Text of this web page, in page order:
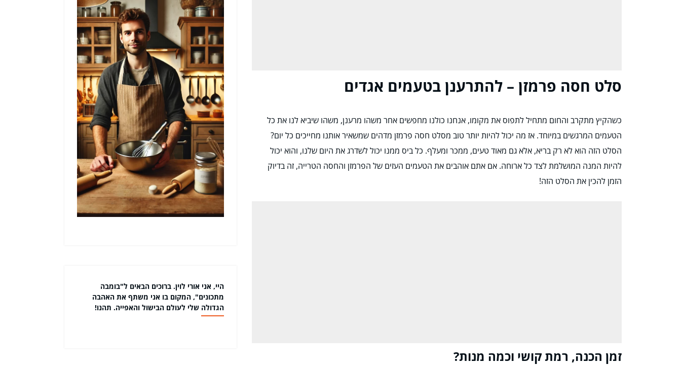
סלט חסה פרמזן – להתרענן בטעמים אגדים
כשהקיץ מתקרב והחום מתחיל לתפוס את מקומו, אנחנו כולנו מחפשים אחר משהו מרענן, משהו שיביא לנו את כל
הטעמים המרגשים במיוחד. אז מה יכול להיות יותר טוב מסלט חסה פרמזן מדהים שמשאיר אותנו מחייכים כל יום?
הסלט הזה הוא לא רק בריא, אלא גם מאוד טעים, ממכר ומעלף. כל ביס ממנו יכול לשדרג את היום שלנו, והוא יכול
להיות המנה המושלמת לצד כל ארוחה. אם אתם אוהבים את הטעמים העזים של הפרמזן והחסה הטרייה, זה בדיוק
הזמן להכין את הסלט הזה!
זמן הכנה, רמת קושי וכמה מנות?
היי, אני אורי לוין. ברוכים הבאים ל"בומבה
מתכונים", המקום בו אני משתף את האהבה
הגדולה שלי לעולם הבישול והאפייה. תהנו!